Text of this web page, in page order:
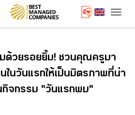
มด้วยรอยยิ้ม! ชวนคุณครูมา
ในวันแรกให้เป็นมิตรภาพที่น่า
กิจกรรม "วันแรกพบ"